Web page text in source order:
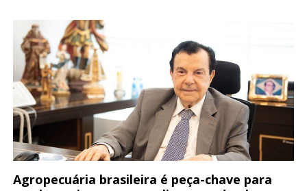
Agropecuária brasileira é peça-chave para